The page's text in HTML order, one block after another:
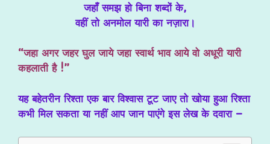
जहाँ समझ हो बिना शब्दों के,
वहीं तो अनमोल यारी का नज़ारा।
“जहा अगर जहर घुल जाये जहा स्वार्थ भाव आये वो अधूरी यारी
कहलाती है !”
यह बहेतरीन रिश्ता एक बार विश्वास टूट जाए तो खोया हुआ रिश्ता
कभी मिल सकता या नहीं आप जान पाएंगे इस लेख के दवारा –